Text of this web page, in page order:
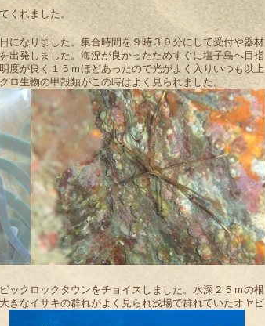
くれました。
になりました。集合時間を９時３０分にして受付や器材
出発しました。海況が良かったためすぐに塩子島へ目指
度が良く１５ｍほどあったので光がよく入りいつも以上
生物の甲殻類がこの時はよく見られました。
ックロックタウンをチョイスしました。水深２５ｍの根
きなイサキの群れがよく見られ浅場で群れていたオヤビ